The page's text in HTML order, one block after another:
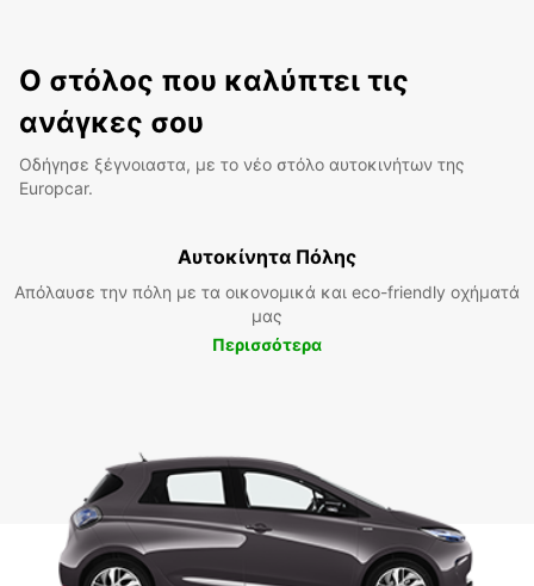
Ο στόλος που καλύπτει τις
ανάγκες σου
Οδήγησε ξέγνοιαστα, με το νέο στόλο αυτοκινήτων της
Europcar.
Αυτοκίνητα Πόλης
Απόλαυσε την πόλη με τα οικονομικά και eco-friendly οχήματά
μας
Περισσότερα